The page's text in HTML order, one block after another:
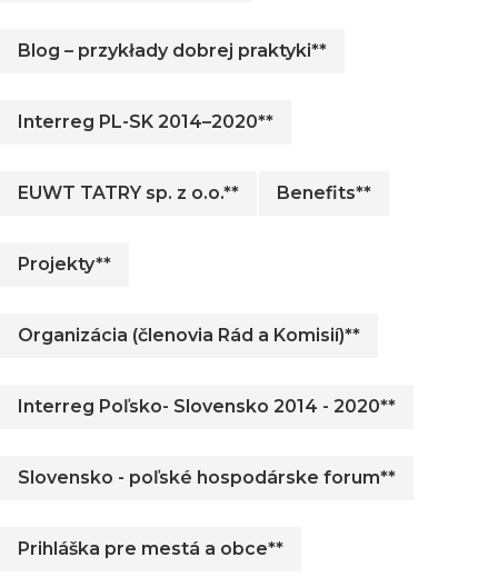
Blog – przykłady dobrej praktyki**
Interreg PL-SK 2014–2020**
EUWT TATRY sp. z o.o.** Benefits**
Projekty**
Organizácia (členovia Rád a Komisií)**
Interreg Poľsko- Slovensko 2014 - 2020**
Slovensko - poľské hospodárske forum**
Prihláška pre mestá a obce**